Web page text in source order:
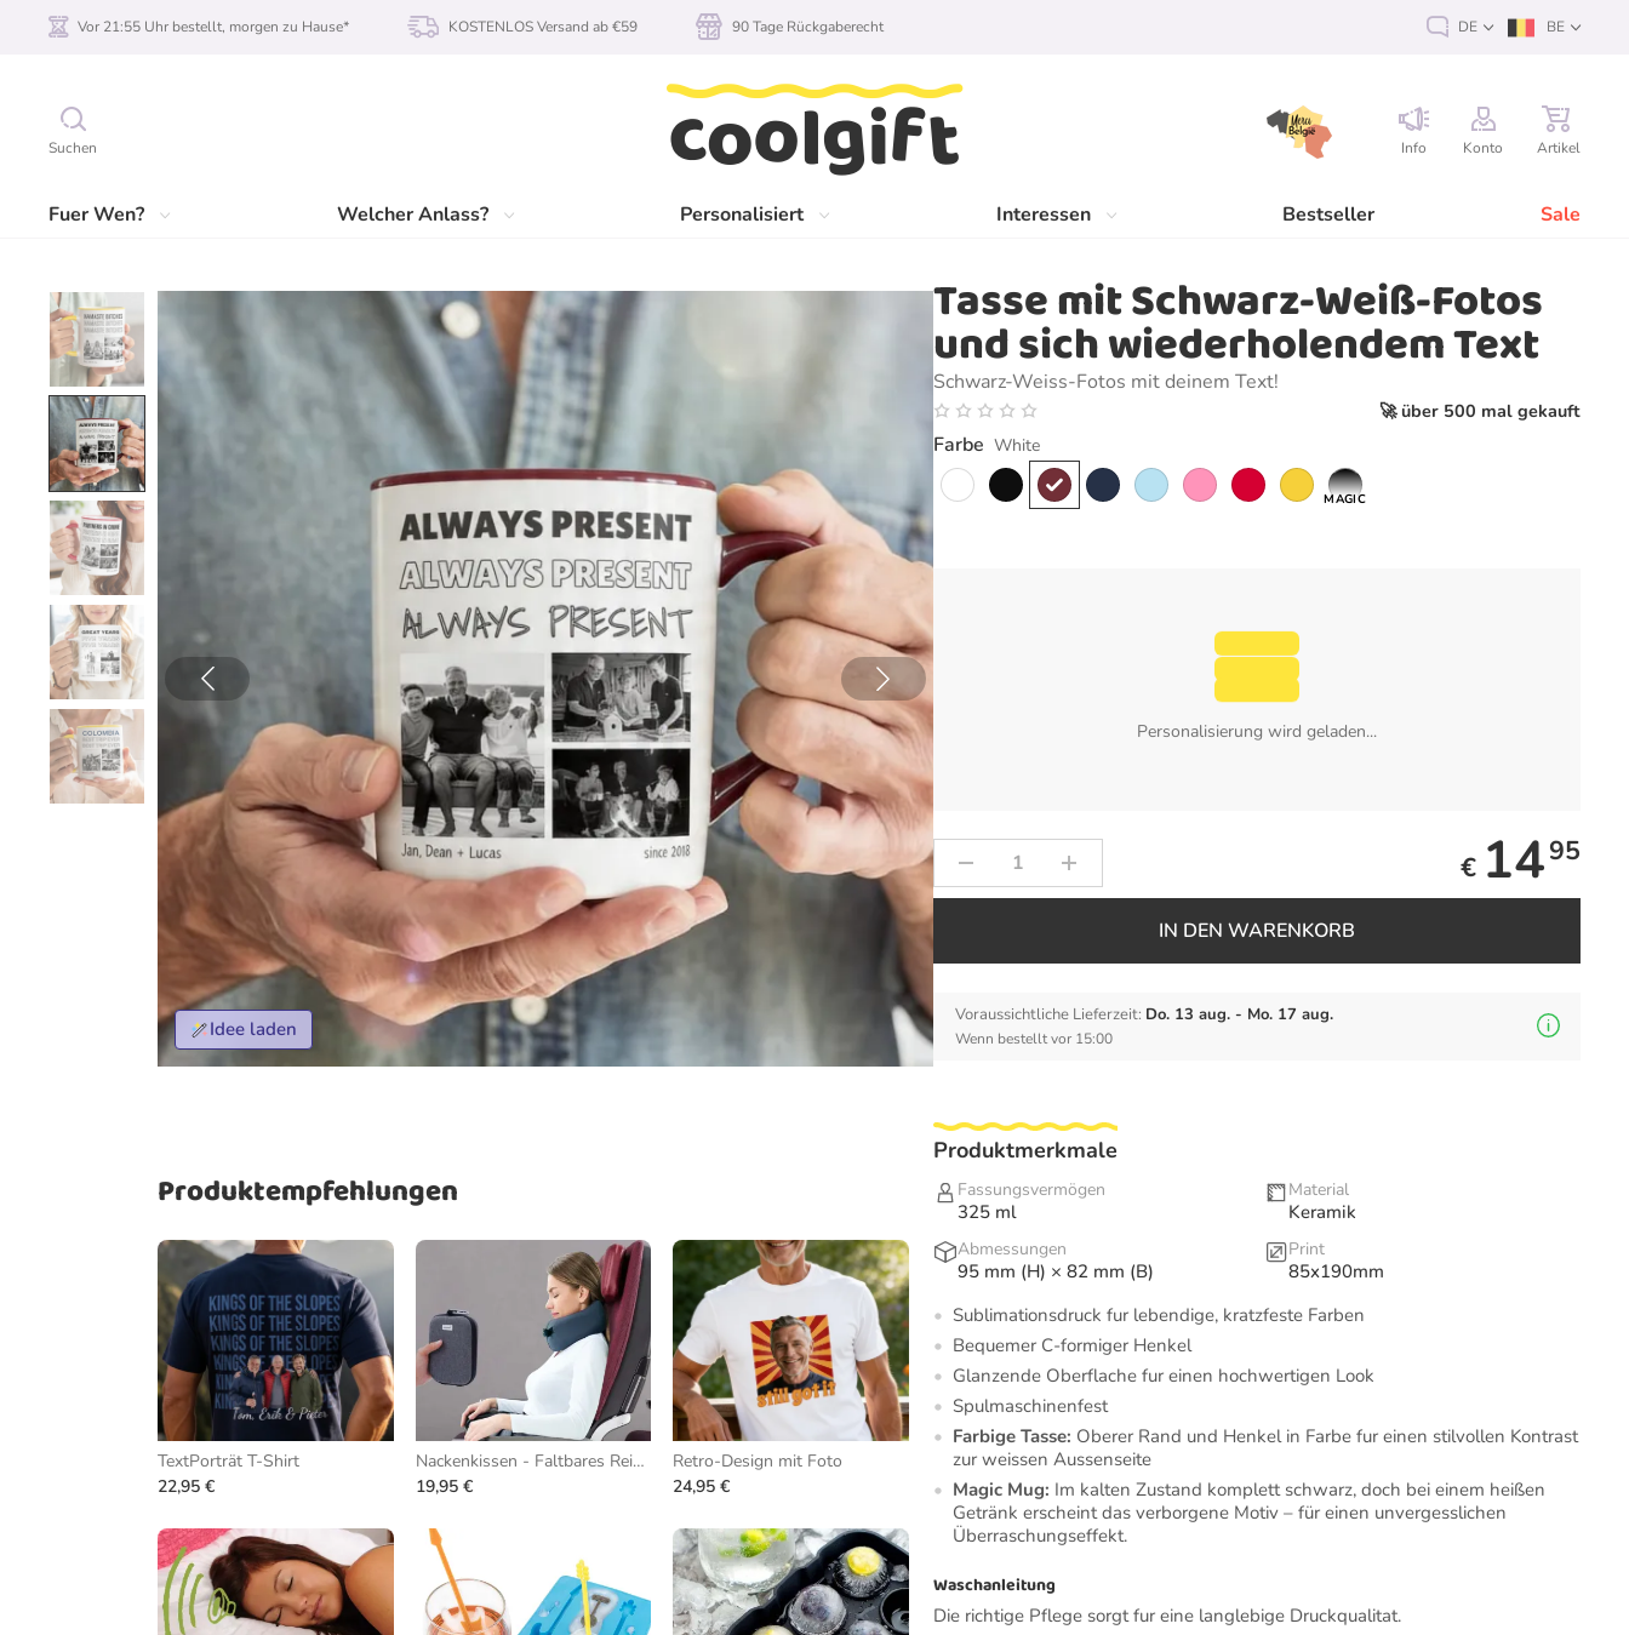
Suchen Info Konto Artikel
Fuer Wen? Welcher Anlass? Personalisiert Interessen Bestseller Sale
Vor 21:55 Uhr bestellt, morgen zu Hause* KOSTENLOS Versand ab €59 90 Tage Rückgaberecht DE BE
Idee laden Idee laden
Tasse mit Schwarz-Weiß-Fotos
und sich wiederholendem Text
Schwarz-Weiss-Fotos mit deinem Text!
🚀 über 500 mal gekauft
Farbe White
MAGIC
Personalisierung wird geladen...
€ 1495
IN DEN WARENKORB
Voraussichtliche Lieferzeit: Do. 13 aug. - Mo. 17 aug.
Wenn bestellt vor 15:00
Produktempfehlungen
TextPorträt T-Shirt
22,95 €
Nackenkissen - Faltbares Reisekissen
19,95 €
Retro-Design mit Foto
24,95 €
Produktmerkmale
Fassungsvermögen
325 ml
Material
Keramik
Abmessungen
95 mm (H) × 82 mm (B)
Print
85x190mm
Sublimationsdruck fur lebendige, kratzfeste Farben
Bequemer C-formiger Henkel
Glanzende Oberflache fur einen hochwertigen Look
Spulmaschinenfest
Farbige Tasse: Oberer Rand und Henkel in Farbe fur einen stilvollen Kontrast
zur weissen Aussenseite
Magic Mug: Im kalten Zustand komplett schwarz, doch bei einem heißen
Getränk erscheint das verborgene Motiv – für einen unvergesslichen
Überraschungseffekt.
Waschanleitung
Die richtige Pflege sorgt fur eine langlebige Druckqualitat.